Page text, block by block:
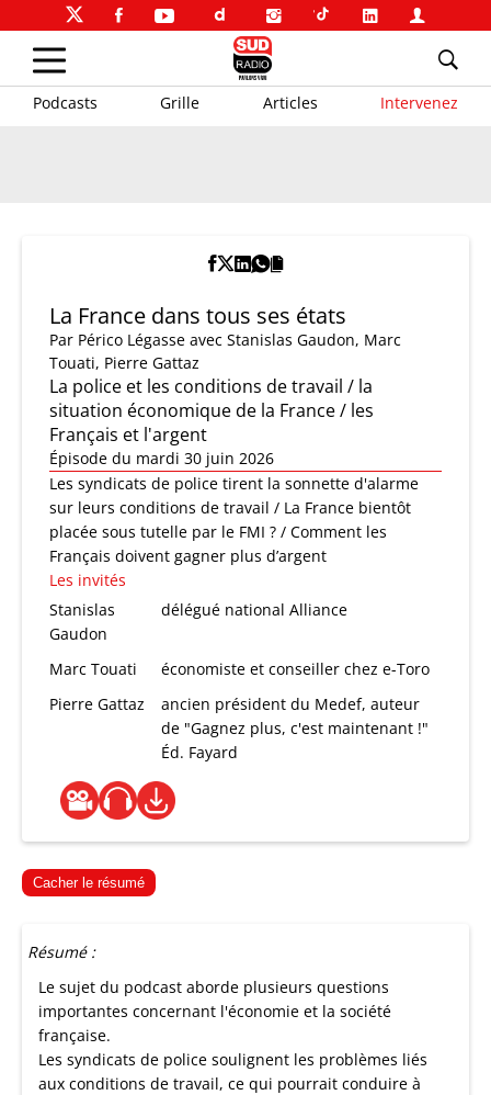
Podcasts Grille Articles Intervenez
La France dans tous ses états
Par Périco Légasse avec Stanislas Gaudon, Marc
Touati, Pierre Gattaz
La police et les conditions de travail / la
situation économique de la France / les
Français et l'argent
Épisode du mardi 30 juin 2026
Les syndicats de police tirent la sonnette d'alarme
sur leurs conditions de travail / La France bientôt
placée sous tutelle par le FMI ? / Comment les
Français doivent gagner plus d’argent
Les invités
Stanislas
Gaudon
délégué national Alliance
Marc Touati
économiste et conseiller chez e-Toro
Pierre Gattaz
ancien président du Medef, auteur
de "Gagnez plus, c'est maintenant !"
Éd. Fayard
Cacher le résumé
Résumé :
Le sujet du podcast aborde plusieurs questions
importantes concernant l'économie et la société
française.
Les syndicats de police soulignent les problèmes liés
aux conditions de travail, ce qui pourrait conduire à